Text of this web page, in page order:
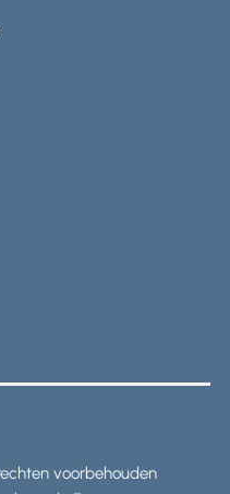
voorbehouden